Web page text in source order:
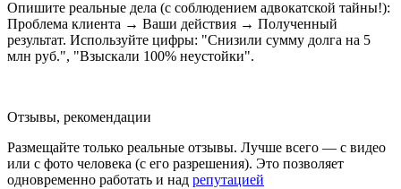
Опишите реальные дела (с соблюдением адвокатской тайны!):
Проблема клиента → Ваши действия → Полученный
результат. Используйте цифры: "Снизили сумму долга на 5
млн руб.", "Взыскали 100% неустойки".
Отзывы, рекомендации
Размещайте только реальные отзывы. Лучше всего — с видео
или с фото человека (с его разрешения). Это позволяет
одновременно работать и над репутацией